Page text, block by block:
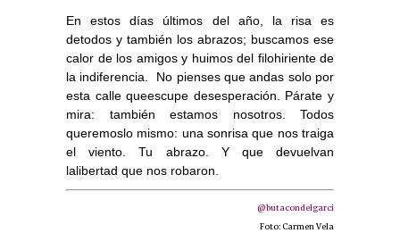
En estos días últimos del año, la risa es
detodos y también los abrazos; buscamos ese
calor de los amigos y huimos del filohiriente de
la indiferencia. No pienses que andas solo por
esta calle queescupe desesperación. Párate y
mira: también estamos nosotros. Todos
queremoslo mismo: una sonrisa que nos traiga
el viento. Tu abrazo. Y que devuelvan
lalibertad que nos robaron.
@butacondelgarci
Foto: Carmen Vela